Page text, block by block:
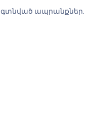
գտնված ապրանքներ.